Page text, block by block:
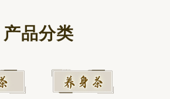
产品分类